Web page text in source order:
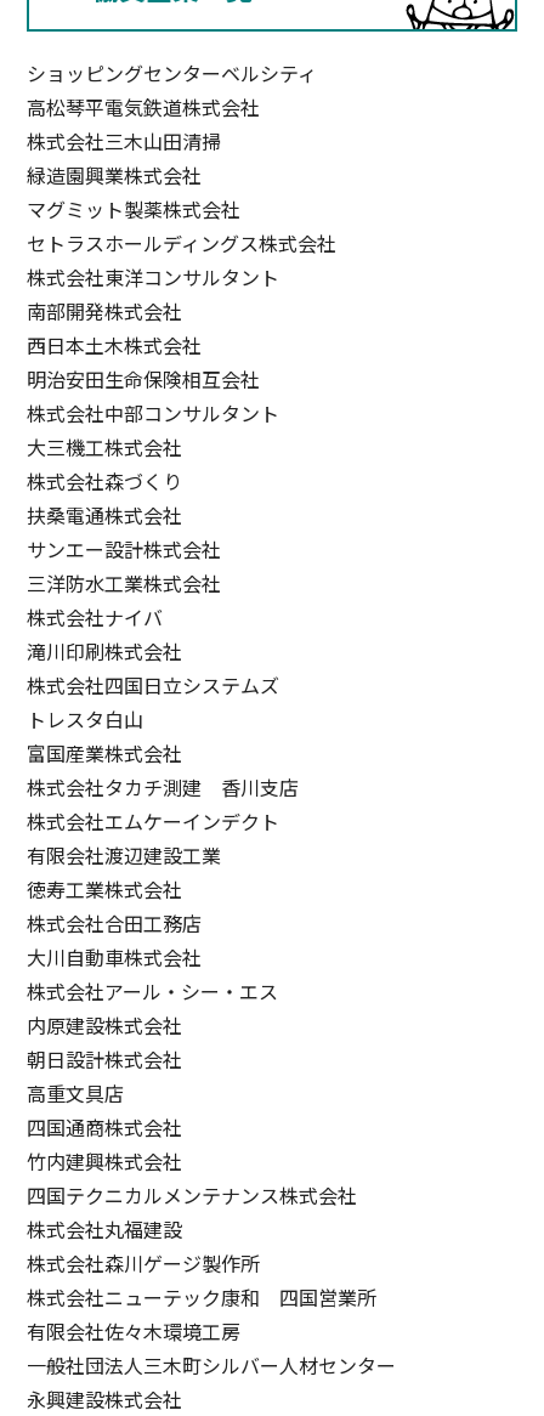
ショッピングセンターベルシティ
高松琴平電気鉄道株式会社
株式会社三木山田清掃
緑造園興業株式会社
マグミット製薬株式会社
セトラスホールディングス株式会社
株式会社東洋コンサルタント
南部開発株式会社
西日本土木株式会社
明治安田生命保険相互会社
株式会社中部コンサルタント
大三機工株式会社
株式会社森づくり
扶桑電通株式会社
サンエー設計株式会社
三洋防水工業株式会社
株式会社ナイバ
滝川印刷株式会社
株式会社四国日立システムズ
トレスタ白山
富国産業株式会社
株式会社タカチ測建 香川支店
株式会社エムケーインデクト
有限会社渡辺建設工業
徳寿工業株式会社
株式会社合田工務店
大川自動車株式会社
株式会社アール・シー・エス
内原建設株式会社
朝日設計株式会社
高重文具店
四国通商株式会社
竹内建興株式会社
四国テクニカルメンテナンス株式会社
株式会社丸福建設
株式会社森川ゲージ製作所
株式会社ニューテック康和 四国営業所
有限会社佐々木環境工房
一般社団法人三木町シルバー人材センター
永興建設株式会社